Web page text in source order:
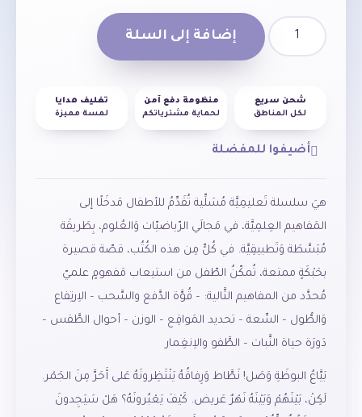
إضافة إلى السلة
شحن سريع
لكل المناطق
منظومة دفع آمن
لحماية مشترياتكم
تغليف هدايا
لمسة مميزة
أضيفوا للمفضلة
هيَ سلسلة تَعليمِيَّة مُسَلِّية تُقَدِّمُ للأطفال مَدخَلًا إلى
المَفاهيم العِلمِيَّة، في مَجالَي الرّياضيّات وَالعُلوم، بِطَريقَة
مُبَسَّطَة وَتَطبيقِيَّة. في كُلٍّ مِن هذه الكُتُب، قصّة قصيرة
بحَبْكَةٍ ممتعة، تُمكّنُ الطّفل من استيعاب مَفهومٍ علميّ
مُحدَّد من المفاهيم التَّالية: – قُوَّة الدَّفع والسَّحب – الاِرتِفاع
وَالطُّول – السِّعة – تحديد المَواقِع – الوزن – أحوال الطَّقس –
دَورَة حياة النَّبات – الطَّفو والاِنغِمار
بَيَّاعُ البوظَةِ وَصَل! نَطَّاط وَرِفاقُهُ يَنْتَظِرونَهُ عَلى أَحَرَّ مِنَ الجَمْر.
لَكِنْ، بَيْنَهُمْ وَبَيْنَهُ نَهْرٌ عَريض. كَيْفَ يَعْبُرونَهُ؟ هَلْ سَيَجِدونَ